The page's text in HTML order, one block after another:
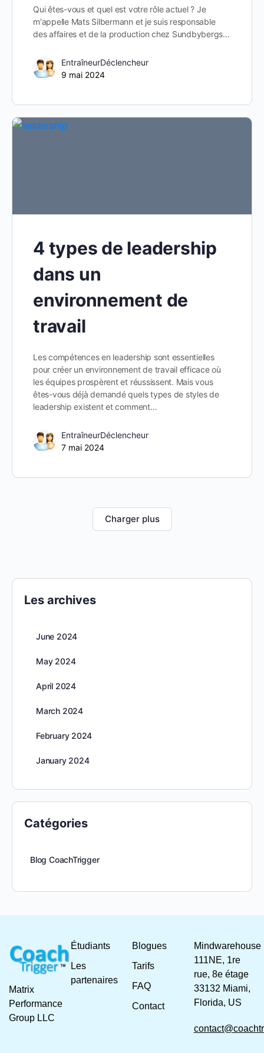
Qui êtes-vous et quel est votre rôle actuel ? Je
m'appelle Mats Silbermann et je suis responsable
des affaires et de la production chez Sundbybergs…
EntraîneurDéclencheur
9 mai 2024
4 types de leadership
dans un
environnement de
travail
Les compétences en leadership sont essentielles
pour créer un environnement de travail efficace où
les équipes prospèrent et réussissent. Mais vous
êtes-vous déjà demandé quels types de styles de
leadership existent et comment…
EntraîneurDéclencheur
7 mai 2024
Charger plus
Les archives
June 2024
May 2024
April 2024
March 2024
February 2024
January 2024
Catégories
Blog CoachTrigger
Matrix
Performance
Group LLC
Étudiants
Les
partenaires
Blogues
Tarifs
FAQ
Contact
Mindwarehouse
111NE, 1re
rue, 8e étage
33132 Miami,
Florida, US